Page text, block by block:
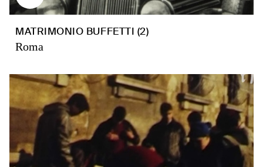
MATRIMONIO BUFFETTI (2)
Roma